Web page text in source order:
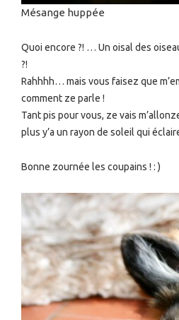
Mésange huppée
Quoi encore ?! … Un oisal des
?!
Rahhhh… mais vous faisez que
comment ze parle !
Tant pis pour vous, ze vais
plus y’a un rayon de soleil qui
Bonne zournée les coupains ! : )